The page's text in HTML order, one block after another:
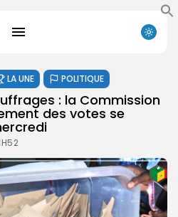
LA UNE POLITIQUE
: la Commission
des votes se